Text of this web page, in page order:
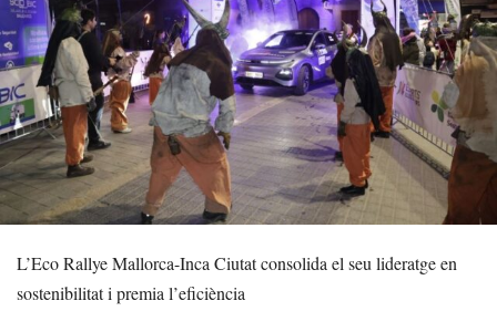
L’Eco Rallye Mallorca-Inca Ciutat consolida el seu lideratge en
sostenibilitat i premia l’eficiència